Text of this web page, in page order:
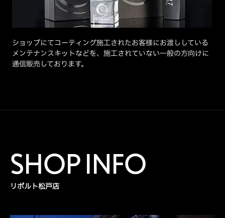
ショップにてコーティング施工されたお客様にお渡ししている
メンテナンスキットなどを、施工されていない一般の方向けに
通信販売しております。
SHOP INFO
リボルト松戸店